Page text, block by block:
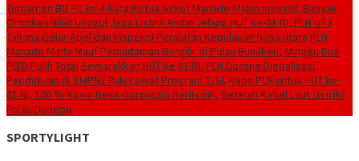
Turnamen BU FC ke 4 Kata Ketua Askot Manado Makin Inovatif, Banyak
Orbitkan Bibit Unggul Jaga Listrik Andal Jelang HUT ke-81 RI, PLN UP3
Tahuna Gelar Apel dan Inspeksi Peralatan Kepulauan Nusa Utara PLN
Manado Minta Maaf Pemadaman Bergilir di Pulau Bunaken, Minggu Dua
PLTD Pulih TotalSemarakkan HUT ke 81 RI, PLN Dorong Digitalisasi
Pendidikan di SMPN1 Palu Lewat Program TJSLKado PLN untuk HUT ke-
81 RI, 100 % Rasio Desa Gorontalo Berlistrik, Setelah Kabel Laut Listriki
Pulau Dudepo
SPORTYLIGHT